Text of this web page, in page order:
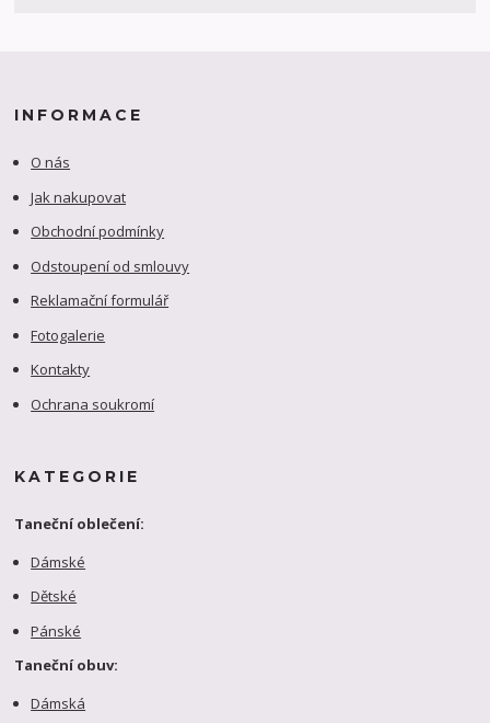
INFORMACE
O nás
Jak nakupovat
Obchodní podmínky
Odstoupení od smlouvy
Reklamační formulář
Fotogalerie
Kontakty
Ochrana soukromí
KATEGORIE
Taneční oblečení:
Dámské
Dětské
Pánské
Taneční obuv:
Dámská